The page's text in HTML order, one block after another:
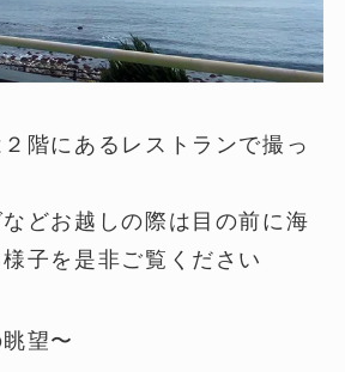
階にあるレストランで撮っ
どお越しの際は目の前に海
子を是非ご覧ください
望〜